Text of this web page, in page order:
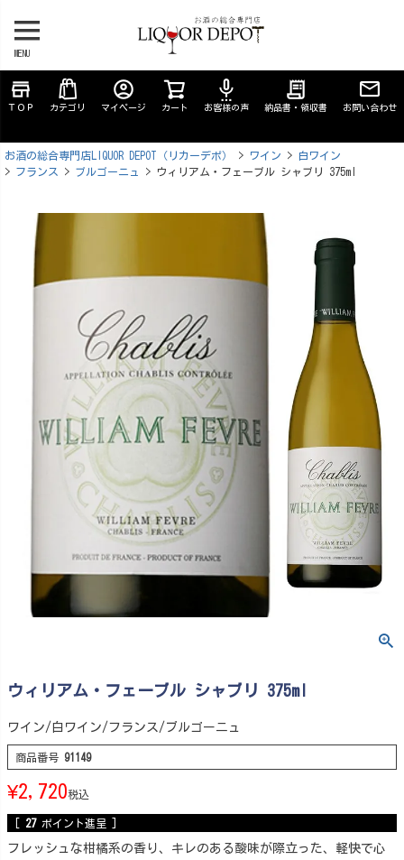
MENU
store
ＴＯＰ カテゴリ
account_circle
マイページ カート
settings_voice
お客様の声
receipt_long
納品書・領収書 お問い合わせ
お酒の総合専門店LIQUOR DEPOT（リカーデポ） ワイン
白ワイン
フランス
ブルゴーニュ ウィリアム・フェーブル シャブリ 375ml
ウィリアム・フェーブル シャブリ 375ml
ワイン/白ワイン/フランス/ブルゴーニュ
商品番号 91149
¥2,720税込
27 ポイント進呈 ]
フレッシュな柑橘系の香り、キレのある酸味が際立った、軽快で心